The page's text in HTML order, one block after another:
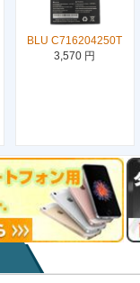
BLU C716204250T
3,570 円